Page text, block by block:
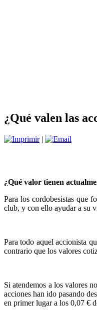
¿Qué valen las
|
¿Qué valor tienen
Para los cordobesistas que
club, y con ello ayudar a su
Para todo aquel accionista
contrario que los valores
Si atendemos a los valores
acciones han ido pasando
en primer lugar a los 0,07 €